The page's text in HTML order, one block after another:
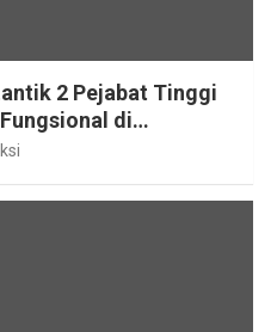
2 Pejabat Tinggi
di
Mentawai